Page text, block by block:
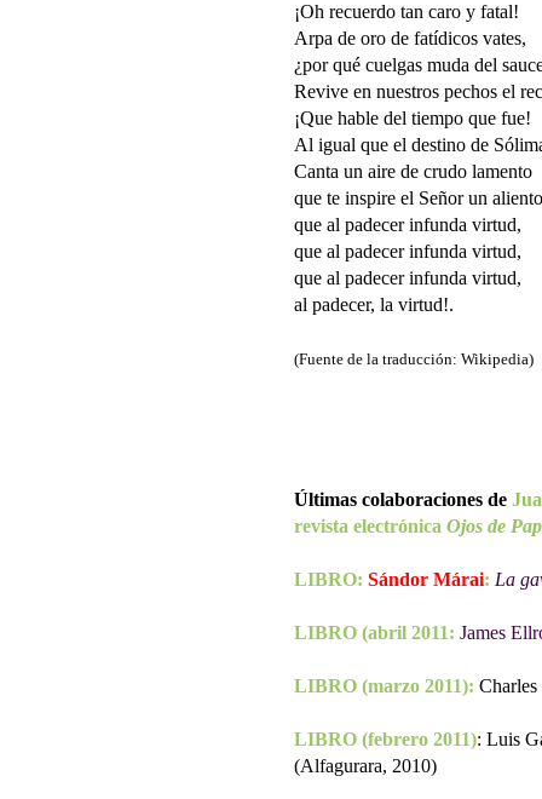
¡Oh recuerdo tan caro y fatal!
Arpa de oro de fatídicos vates,
¿por qué cuelgas muda del
Revive en nuestros pechos el
¡Que hable del tiempo que fue!
Al igual que el destino de
Canta un aire de crudo lamento
que te inspire el Señor un
que al padecer infunda virtud,
que al padecer infunda virtud,
que al padecer infunda virtud,
al padecer, la virtud!.
(Fuente de la traducción: Wikipedia)
Últimas colaboraciones de
revista electrónica Ojos de
LIBRO: Sándor Márai: La
LIBRO (abril 2011: James
LIBRO (marzo 2011):
LIBRO (febrero 2011): Luis
(Alfagurara, 2010)